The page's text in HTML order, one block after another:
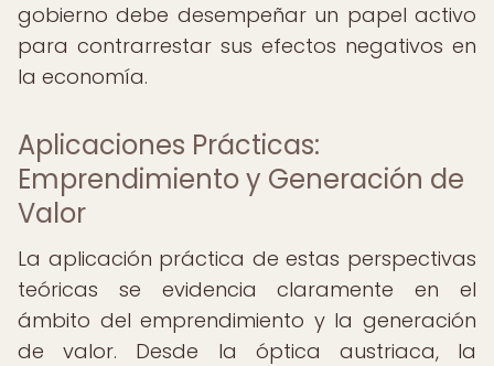
gobierno debe desempeñar un papel activo
para contrarrestar sus efectos negativos en
la economía.
Aplicaciones Prácticas:
Emprendimiento y Generación de
Valor
La aplicación práctica de estas perspectivas
teóricas se evidencia claramente en el
ámbito del emprendimiento y la generación
de valor. Desde la óptica austriaca, la